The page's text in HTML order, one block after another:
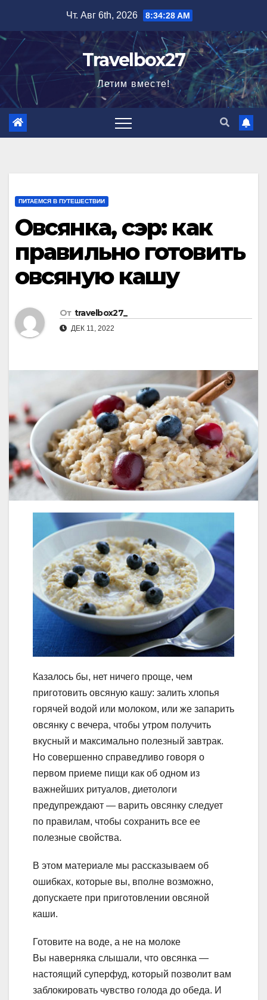
содержимому
Чт. Авг 6th, 2026 8:34:30 AM
Travelbox27
Летим вместе!
ПИТАЕМСЯ В ПУТЕШЕСТВИИ
Овсянка, сэр: как
правильно готовить
овсяную кашу
От travelbox27_
ДЕК 11, 2022
Казалось бы, нет ничего проще, чем
приготовить овсяную кашу: залить хлопья
горячей водой или молоком, или же запарить
овсянку с вечера, чтобы утром получить
вкусный и максимально полезный завтрак.
Но совершенно справедливо говоря о
первом приеме пищи как об одном из
важнейших ритуалов, диетологи
предупреждают — варить овсянку следует
по правилам, чтобы сохранить все ее
полезные свойства.
В этом материале мы рассказываем об
ошибках, которые вы, вполне возможно,
допускаете при приготовлении овсяной
каши.
Готовите на воде, а не на молоке
Вы наверняка слышали, что овсянка —
настоящий суперфуд, который позволит вам
заблокировать чувство голода до обеда. И